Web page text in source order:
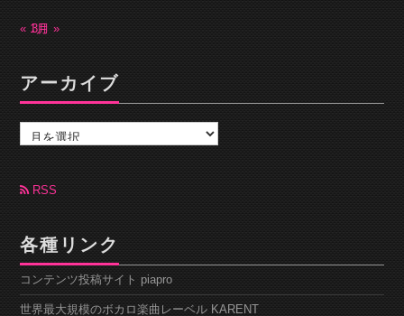
« 1月3月 »
アーカイブ
カ
ブ RSS
各種リンク
コンテンツ投稿サイト piapro
世界最大規模のボカロ楽曲レーベル KARENT